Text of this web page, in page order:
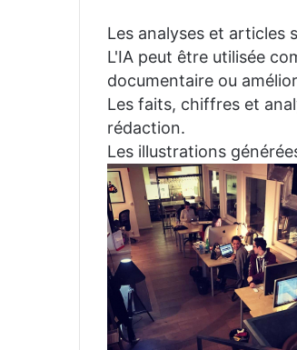
Les analyses et articles
L'IA peut être utilisée
documentaire ou
Les faits, chiffres et
rédaction.
Les illustrations